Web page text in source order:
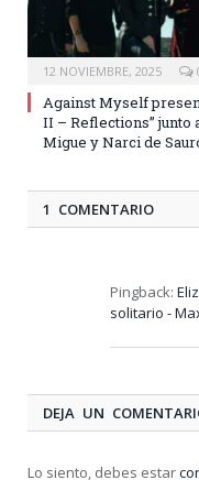
12 NOVIEMBRE, 2025
Against Myself
II – Reflections” junto
Migue y Narci de
1 COMENTARIO
Pingback:
solitario -
DEJA UN
Lo siento, debes estar